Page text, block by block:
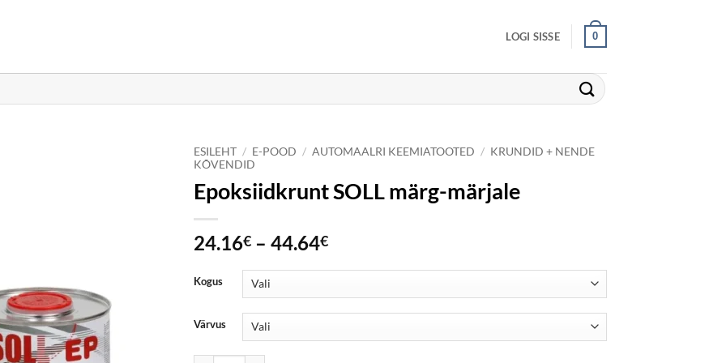
LOGI SISSE 0
ESILEHT / E-POOD / AUTOMAALRI KEEMIATOOTED / KRUNDID + NENDE
KÕVENDID
Epoksiidkrunt SOLL märg-märjale
24.16€ – 44.64€Price
through
44.64€
Kogus
Värvus